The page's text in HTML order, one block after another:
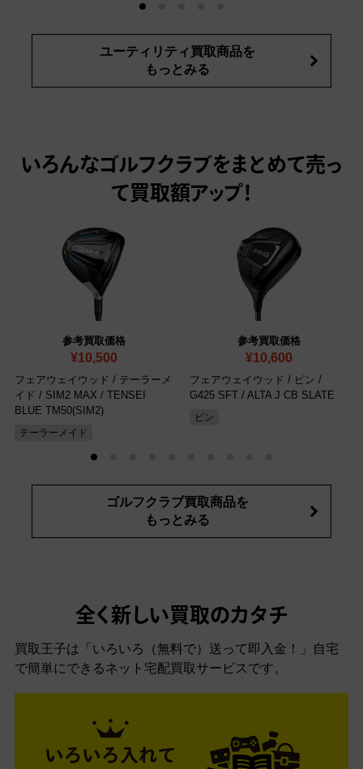
ユーティリティ買取商品を
もっとみる
いろんなゴルフクラブをまとめて売っ
て買取額アップ！
参考買取価格
¥10,500
フェアウェイウッド / テーラーメ
イド / SIM2 MAX / TENSEI
BLUE TM50(SIM2)
テーラーメイド
参考買取価格
¥10,600
フェアウェイウッド / ピン /
G425 SFT / ALTA J CB SLATE
ピン
ゴルフクラブ買取商品を
もっとみる
全く新しい買取のカタチ
買取王子は「いろいろ（無料で）送って即入金！」自宅
で簡単にできるネット宅配買取サービスです。